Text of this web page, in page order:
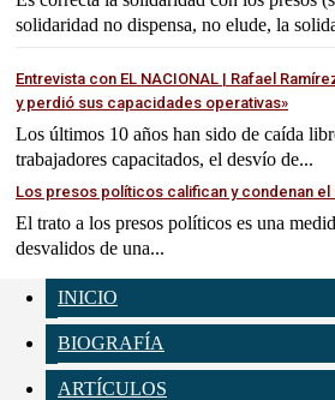
solidaridad no dispensa, no elude, la
Entrevista con EL NACIONAL | Rafael
y perdió sus capacidades operativas»
Los últimos 10 años han sido de caída
trabajadores capacitados, el desvío de...
Los presos políticos califican y condenan el
El trato a los presos políticos es una
desvalidos de una...
INICIO
BIOGRAFÍA
ARTÍCULOS